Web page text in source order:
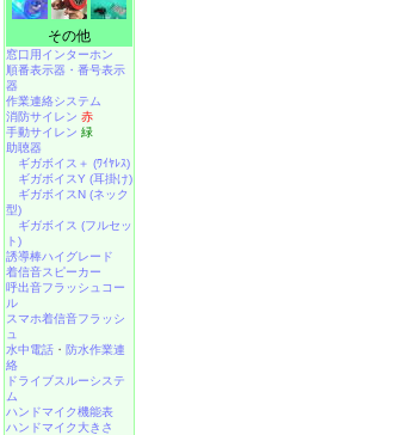
その他
窓口用インターホン
順番表示器・番号表示
器
作業連絡システム
消防サイレン 赤
手動サイレン 緑
助聴器
ギガボイス＋ (ﾜｲﾔﾚｽ)
ギガボイスY (耳掛け)
ギガボイスN (ネック
型)
ギガボイス (フルセッ
ト)
誘導棒ハイグレード
着信音スピーカー
呼出音フラッシュコー
ル
スマホ着信音フラッシ
ュ
水中電話 ・ 防水作業連
絡
ドライブスルーシステ
ム
ハンドマイク機能表
ハンドマイク大きさ